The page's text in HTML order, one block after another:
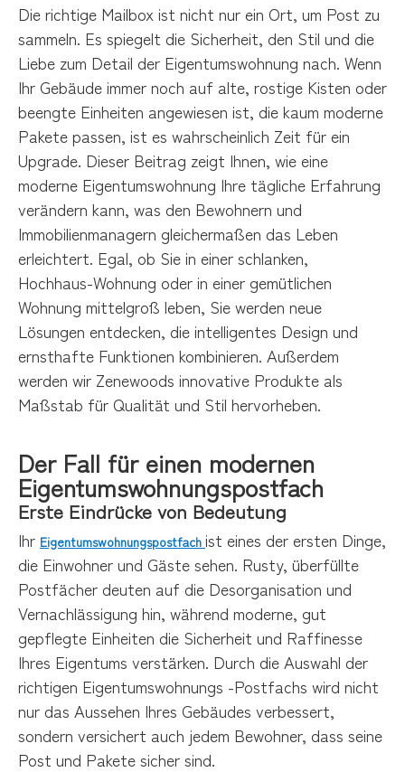
Die richtige Mailbox ist nicht nur ein Ort, um Post zu
sammeln. Es spiegelt die Sicherheit, den Stil und die
Liebe zum Detail der Eigentumswohnung nach. Wenn
Ihr Gebäude immer noch auf alte, rostige Kisten oder
beengte Einheiten angewiesen ist, die kaum moderne
Pakete passen, ist es wahrscheinlich Zeit für ein
Upgrade. Dieser Beitrag zeigt Ihnen, wie eine
moderne Eigentumswohnung Ihre tägliche Erfahrung
verändern kann, was den Bewohnern und
Immobilienmanagern gleichermaßen das Leben
erleichtert. Egal, ob Sie in einer schlanken,
Hochhaus-Wohnung oder in einer gemütlichen
Wohnung mittelgroß leben, Sie werden neue
Lösungen entdecken, die intelligentes Design und
ernsthafte Funktionen kombinieren. Außerdem
werden wir Zenewoods innovative Produkte als
Maßstab für Qualität und Stil hervorheben.
Der Fall für einen modernen
Eigentumswohnungspostfach
Erste Eindrücke von Bedeutung
Ihr Eigentumswohnungspostfach ist eines der ersten Dinge,
die Einwohner und Gäste sehen. Rusty, überfüllte
Postfächer deuten auf die Desorganisation und
Vernachlässigung hin, während moderne, gut
gepflegte Einheiten die Sicherheit und Raffinesse
Ihres Eigentums verstärken. Durch die Auswahl der
richtigen Eigentumswohnungs -Postfachs wird nicht
nur das Aussehen Ihres Gebäudes verbessert,
sondern versichert auch jedem Bewohner, dass seine
Post und Pakete sicher sind.